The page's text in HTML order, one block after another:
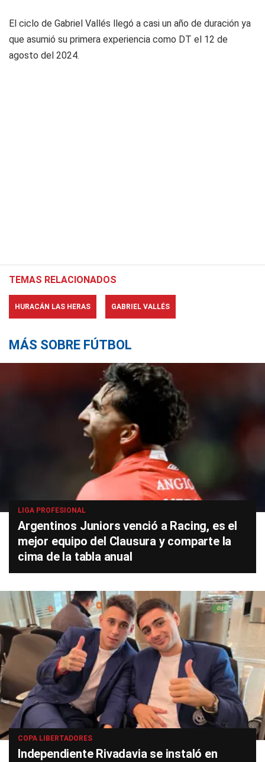
El ciclo de Gabriel Vallés llegó a casi un año de duración ya
que asumió su primera experiencia como DT el 12 de
agosto del 2024.
TEMAS RELACIONADOS
HURACÁN LAS HERAS GABRIEL VALLÉS
MÁS SOBRE FÚTBOL
LIGA PROFESIONAL
Argentinos Juniors venció a Racing, es el
mejor equipo del Clausura y comparte la
cima de la tabla anual
COPA LIBERTADORES
Independiente Rivadavia se instaló en